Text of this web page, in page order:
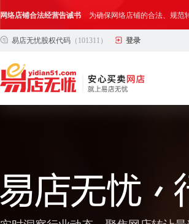
网络店铺合法经营告诫书 为确保网络店铺的合法、规
合法合规经营告客户书 部分客户在购买抖店网络店铺
网络店铺合法经营告诫书 为确保网络店铺的合法、规范
易店无忧股权代码 （101311） 登录